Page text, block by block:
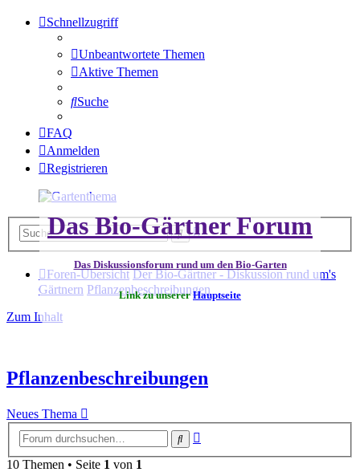
Schnellzugriff
Unbeantwortete Themen
Aktive Themen
Suche
FAQ
Anmelden
Registrieren
Das Bio-Gärtner Forum
Das Diskussionsforum rund um den Bio-Garten
Link zu unsererHauptseite
SucheErweiterte
Foren-Übersicht Der Bio-Gärtner - Diskussion rund um's
Gärtnern Pflanzenbeschreibungen
Zum Inhalt
Pflanzenbeschreibungen
Neues Thema
Suche
10 Themen • Seite 1 von 1